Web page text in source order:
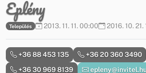
Eplény
Település 2013. 11. 11. 00:00 2016. 10. 21.
+36 88 453 135
+36 20 360 3490
+36 30 969 8139